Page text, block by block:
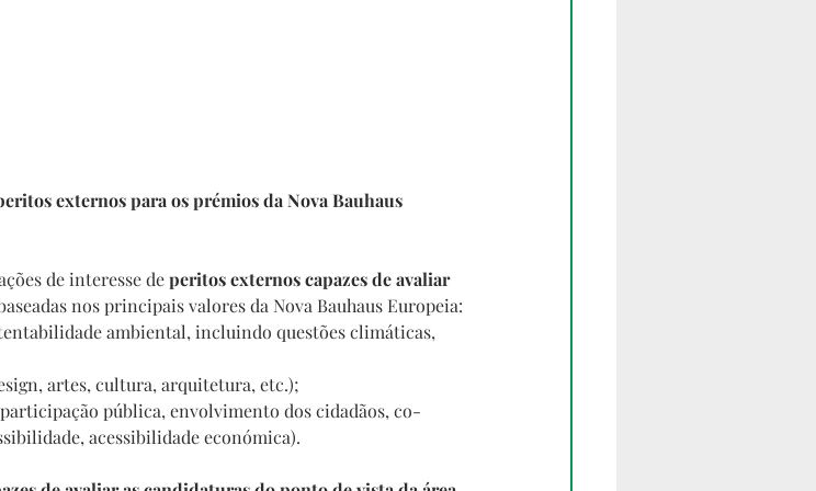
externos para os prémios da Nova Bauhaus
de interesse de peritos externos capazes de avaliar
nos principais valores da Nova Bauhaus Europeia:
ambiental, incluindo questões climáticas,
artes, cultura, arquitetura, etc.);
pública, envolvimento dos cidadãos, co-
acessibilidade económica).